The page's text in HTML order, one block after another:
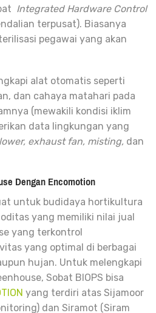
Integrated Hardware Control
terpusat). Biasanya
pegawai yang akan
alat otomatis seperti
dan cahaya matahari pada
(mewakili kondisi iklim
data lingkungan yang
exhaust fan, misting, dan
Dengan Encomotion
untuk budidaya hortikultura
yang memiliki nilai jual
yang terkontrol
yang optimal di berbagai
hujan. Untuk melengkapi
Sobat BIOPS bisa
yang terdiri atas Sijamoor
dan Siramot (Siram